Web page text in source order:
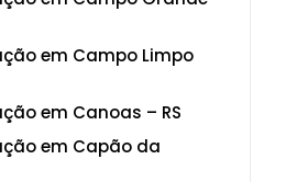
em Campo Limpo
em Canoas – RS
em Capão da